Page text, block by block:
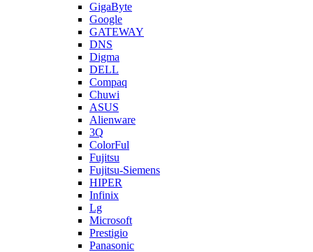
GigaByte
Google
GATEWAY
DNS
Digma
DELL
Compaq
Chuwi
ASUS
Alienware
3Q
ColorFul
Fujitsu
Fujitsu-Siemens
HIPER
Infinix
Lg
Microsoft
Prestigio
Panasonic